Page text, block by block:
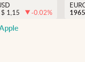
$ 1,15 -0.02%